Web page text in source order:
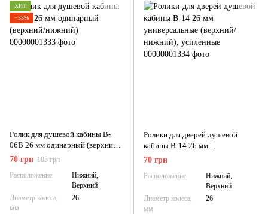
ХИТ
−33%
Ролик для душевой кабины B-
06B 26 мм одинарный (верхний/
нижний)
70 грн 105 грн
Расположение
Нижний,
Верхний
Диаметр колеса,
мм
26
Ролики для дверей душевой
кабины B-14 26 мм
универсальные (верхний/
нижний), усиленные
70 грн
Расположение
Нижний,
Верхний
Диаметр колеса,
мм
26